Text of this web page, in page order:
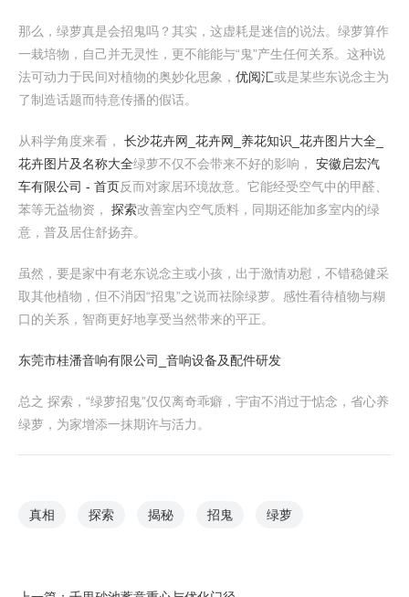
那么，绿萝真是会招鬼吗？其实，这虚耗是迷信的说法。绿萝算作
一栽培物，自己并无灵性，更不能能与“鬼”产生任何关系。这种说
法可动力于民间对植物的奥妙化思象， 优阅汇或是某些东说念主为
了制造话题而特意传播的假话。
从科学角度来看， 长沙花卉网_花卉网_养花知识_花卉图片大全_
花卉图片及名称大全绿萝不仅不会带来不好的影响， 安徽启宏汽
车有限公司 - 首页反而对家居环境故意。它能经受空气中的甲醛、
苯等无益物资，
探索改善室内空气质料，同期还能加多室内的绿
意，普及居住舒扬弃。
虽然，要是家中有老东说念主或小孩，出于激情劝慰，不错稳健采
取其他植物，但不消因“招鬼”之说而祛除绿萝。感性看待植物与糊
口的关系，智商更好地享受当然带来的平正。
东莞市桂潘音响有限公司_音响设备及配件研发
总之 探索，“绿萝招鬼”仅仅离奇乖癖，宇宙不消过于惦念，省心养
绿萝，为家增添一抹期许与活力。
真相 探索 揭秘 招鬼 绿萝